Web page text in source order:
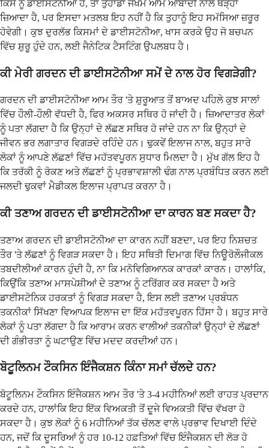
ਕਿਸੇ ਨੂੰ ਡਾਈਸਟੋਨੀਆ ਹੈ, ਤਾਂ ਤੁਹਾਡਾ ਜੋਖਮ ਆਮ ਆਬਾਦੀ ਨਾਲੋਂ ਥੋੜ੍ਹਾ
ਜ਼ਿਆਦਾ ਹੈ, ਪਰ ਇਸਦਾ ਮਤਲਬ ਇਹ ਨਹੀਂ ਹੈ ਕਿ ਤੁਹਾਨੂੰ ਇਹ ਸਮੱਸਿਆ ਜ਼ਰੂਰ
ਹੋਵੇਗੀ। ਕੁਝ ਦੁਰਲੱਭ ਕਿਸਮਾਂ ਦੇ ਡਾਈਸਟੋਨੀਆ, ਖਾਸ ਕਰਕੇ ਉਹ ਜੋ ਬਚਪਨ
ਵਿੱਚ ਸ਼ੁਰੂ ਹੁੰਦੇ ਹਨ, ਲਈ ਜੈਨੇਟਿਕ ਟੈਸਟਿੰਗ ਉਪਲਬਧ ਹੈ।
ਕੀ ਮੇਰੀ ਗਰਦਨ ਦੀ ਡਾਈਸਟੋਨੀਆ ਸਮੇਂ ਦੇ ਨਾਲ ਹੋਰ ਵਿਗੜੇਗੀ?
ਗਰਦਨ ਦੀ ਡਾਈਸਟੋਨੀਆ ਆਮ ਤੌਰ 'ਤੇ ਸ਼ੁਰੂਆਤ ਤੋਂ ਬਾਅਦ ਪਹਿਲੇ ਕੁਝ ਸਾਲਾਂ
ਵਿੱਚ ਹੌਲੀ-ਹੌਲੀ ਵੱਧਦੀ ਹੈ, ਫਿਰ ਅਕਸਰ ਸਥਿਰ ਹੋ ਜਾਂਦੀ ਹੈ। ਜ਼ਿਆਦਾਤਰ ਲੋਕਾਂ
ਨੂੰ ਪਤਾ ਲੱਗਦਾ ਹੈ ਕਿ ਉਨ੍ਹਾਂ ਦੇ ਲੱਛਣ ਸਥਿਰ ਹੋ ਜਾਂਦੇ ਹਨ ਨਾ ਕਿ ਉਨ੍ਹਾਂ ਦੇ
ਜੀਵਨ ਭਰ ਲਗਾਤਾਰ ਵਿਗੜਦੇ ਰਹਿੰਦੇ ਹਨ। ਢੁਕਵੇਂ ਇਲਾਜ ਨਾਲ, ਬਹੁਤ ਸਾਰੇ
ਲੋਕਾਂ ਨੂੰ ਆਪਣੇ ਲੱਛਣਾਂ ਵਿੱਚ ਮਹੱਤਵਪੂਰਨ ਸੁਧਾਰ ਮਿਲਦਾ ਹੈ। ਮੁੱਖ ਗੱਲ ਇਹ ਹੈ
ਕਿ ਤਰੱਕੀ ਨੂੰ ਰੋਕਣ ਅਤੇ ਲੱਛਣਾਂ ਨੂੰ ਪ੍ਰਭਾਵਸ਼ਾਲੀ ਢੰਗ ਨਾਲ ਪ੍ਰਬੰਧਿਤ ਕਰਨ ਲਈ
ਜਲਦੀ ਢੁਕਵਾਂ ਮੈਡੀਕਲ ਇਲਾਜ ਪ੍ਰਾਪਤ ਕਰਨਾ ਹੈ।
ਕੀ ਤਣਾਅ ਗਰਦਨ ਦੀ ਡਾਈਸਟੋਨੀਆ ਦਾ ਕਾਰਨ ਬਣ ਸਕਦਾ ਹੈ?
ਤਣਾਅ ਗਰਦਨ ਦੀ ਡਾਈਸਟੋਨੀਆ ਦਾ ਕਾਰਨ ਨਹੀਂ ਬਣਦਾ, ਪਰ ਇਹ ਨਿਸ਼ਚਤ
ਤੌਰ 'ਤੇ ਲੱਛਣਾਂ ਨੂੰ ਵਿਗੜ ਸਕਦਾ ਹੈ। ਇਹ ਸਥਿਤੀ ਦਿਮਾਗ ਵਿੱਚ ਨਿਊਰੋਲੌਜੀਕਲ
ਤਬਦੀਲੀਆਂ ਕਾਰਨ ਹੁੰਦੀ ਹੈ, ਨਾ ਕਿ ਮਨੋਵਿਗਿਆਨਕ ਕਾਰਕਾਂ ਕਾਰਨ। ਹਾਲਾਂਕਿ,
ਕਿਉਂਕਿ ਤਣਾਅ ਮਾਸਪੇਸ਼ੀਆਂ ਦੇ ਤਣਾਅ ਨੂੰ ਟਰਿੱਗਰ ਕਰ ਸਕਦਾ ਹੈ ਅਤੇ
ਡਾਈਸਟੋਨਿਕ ਹਰਕਤਾਂ ਨੂੰ ਵਿਗੜ ਸਕਦਾ ਹੈ, ਇਸ ਲਈ ਤਣਾਅ ਪ੍ਰਬੰਧਨ
ਤਕਨੀਕਾਂ ਸਿੱਖਣਾ ਵਿਆਪਕ ਇਲਾਜ ਦਾ ਇੱਕ ਮਹੱਤਵਪੂਰਨ ਹਿੱਸਾ ਹੈ। ਬਹੁਤ ਸਾਰੇ
ਲੋਕਾਂ ਨੂੰ ਪਤਾ ਲੱਗਦਾ ਹੈ ਕਿ ਆਰਾਮ ਕਰਨ ਵਾਲੀਆਂ ਤਕਨੀਕਾਂ ਉਨ੍ਹਾਂ ਦੇ ਲੱਛਣਾਂ
ਦੀ ਗੰਭੀਰਤਾ ਨੂੰ ਘਟਾਉਣ ਵਿੱਚ ਮਦਦ ਕਰਦੀਆਂ ਹਨ।
ਬੋਟੂਲਿਨਮ ਟੌਕਸਿਨ ਇੰਜੈਕਸ਼ਨ ਕਿੰਨਾ ਸਮਾਂ ਚੱਲਦੇ ਹਨ?
ਬੋਟੂਲਿਨਮ ਟੌਕਸਿਨ ਇੰਜੈਕਸ਼ਨ ਆਮ ਤੌਰ 'ਤੇ 3-4 ਮਹੀਨਿਆਂ ਲਈ ਰਾਹਤ ਪ੍ਰਦਾਨ
ਕਰਦੇ ਹਨ, ਹਾਲਾਂਕਿ ਇਹ ਇੱਕ ਵਿਅਕਤੀ ਤੋਂ ਦੂਜੇ ਵਿਅਕਤੀ ਵਿੱਚ ਵੱਖਰਾ ਹੋ
ਸਕਦਾ ਹੈ। ਕੁਝ ਲੋਕਾਂ ਨੂੰ 6 ਮਹੀਨਿਆਂ ਤੱਕ ਚੱਲਣ ਵਾਲੇ ਪ੍ਰਭਾਵ ਦਿਖਾਈ ਦਿੰਦੇ
ਹਨ, ਜਦੋਂ ਕਿ ਦੂਸਰਿਆਂ ਨੂੰ ਹਰ 10-12 ਹਫ਼ਤਿਆਂ ਵਿੱਚ ਇੰਜੈਕਸ਼ਨ ਦੀ ਲੋੜ ਹੋ